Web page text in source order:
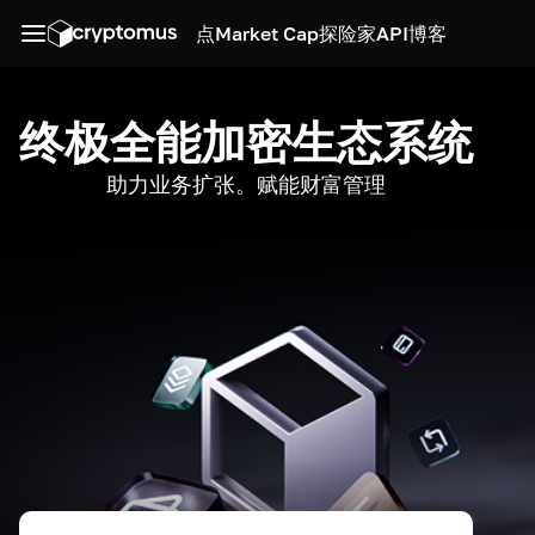
点Market Cap探险家API博客
终极全能加密生态系统
助力业务扩张。赋能财富管理